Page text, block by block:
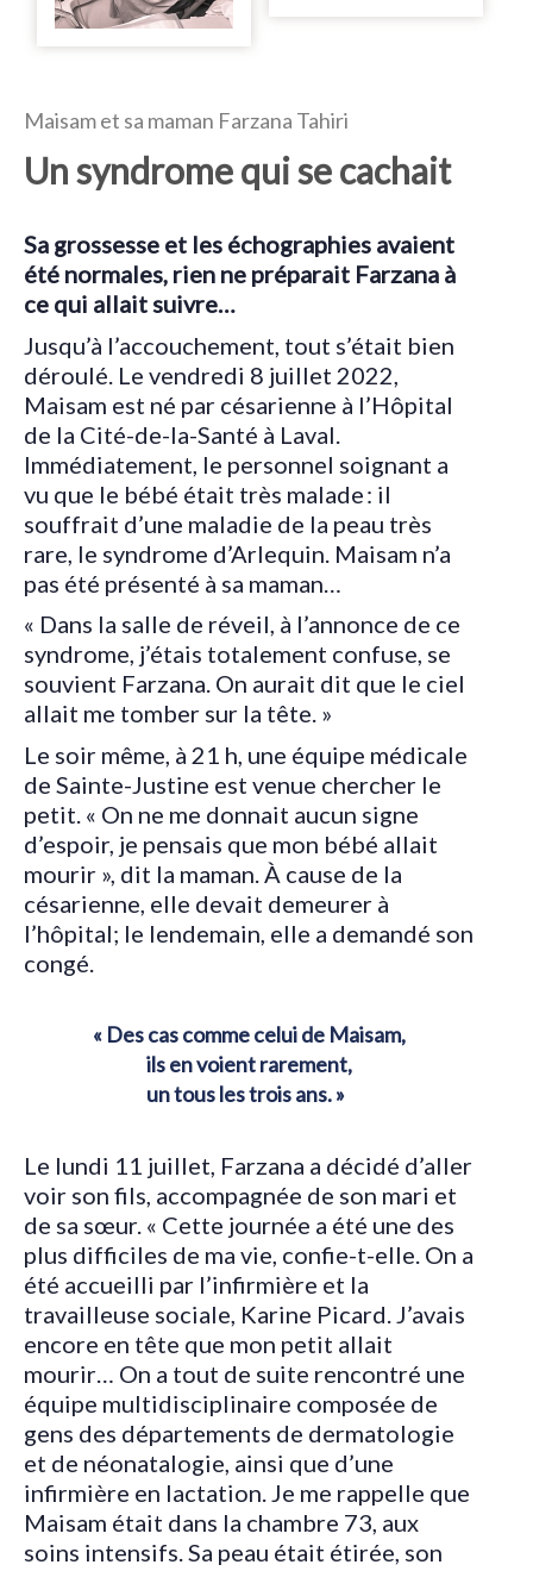
Maisam et sa maman Farzana Tahiri
Un syndrome qui se cachait
Sa grossesse et les échographies avaient
été normales, rien ne préparait Farzana à
ce qui allait suivre…
Jusqu’à l’accouchement, tout s’était bien
déroulé. Le vendredi 8 juillet 2022,
Maisam est né par césarienne à l’Hôpital
de la Cité-de-la-Santé à Laval.
Immédiatement, le personnel soignant a
vu que le bébé était très malade : il
souffrait d’une maladie de la peau très
rare, le syndrome d’Arlequin. Maisam n’a
pas été présenté à sa maman…
« Dans la salle de réveil, à l’annonce de ce
syndrome, j’étais totalement confuse, se
souvient Farzana. On aurait dit que le ciel
allait me tomber sur la tête. »
Le soir même, à 21 h, une équipe médicale
de Sainte-Justine est venue chercher le
petit. « On ne me donnait aucun signe
d’espoir, je pensais que mon bébé allait
mourir », dit la maman. À cause de la
césarienne, elle devait demeurer à
l’hôpital; le lendemain, elle a demandé son
congé.
« Des cas comme celui de Maisam,
ils en voient rarement,
un tous les trois ans. »
Le lundi 11 juillet, Farzana a décidé d’aller
voir son fils, accompagnée de son mari et
de sa sœur. « Cette journée a été une des
plus difficiles de ma vie, confie-t-elle. On a
été accueilli par l’infirmière et la
travailleuse sociale, Karine Picard. J’avais
encore en tête que mon petit allait
mourir… On a tout de suite rencontré une
équipe multidisciplinaire composée de
gens des départements de dermatologie
et de néonatalogie, ainsi que d’une
infirmière en lactation. Je me rappelle que
Maisam était dans la chambre 73, aux
soins intensifs. Sa peau était étirée, son